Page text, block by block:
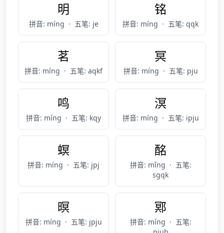
明
拼音: míng · 五笔: je
铭
拼音: míng · 五笔: qqk
茗
拼音: míng · 五笔: aqkf
冥
拼音: míng · 五笔: pju
鸣
拼音: míng · 五笔: kqy
溟
拼音: míng · 五笔: ipju
螟
拼音: míng · 五笔: jpj
酩
拼音: mǐng · 五笔:
sgqk
暝
拼音: míng · 五笔: jpju
鄍
拼音: míng · 五笔: